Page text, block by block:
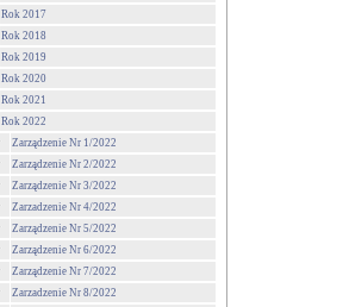
Rok 2017
Rok 2018
Rok 2019
Rok 2020
Rok 2021
Rok 2022
Zarządzenie Nr 1/2022
Zarządzenie Nr 2/2022
Zarządzenie Nr 3/2022
Zarzadzenie Nr 4/2022
Zarządzenie Nr 5/2022
Zarządzenie Nr 6/2022
Zarządzenie Nr 7/2022
Zarzadzenie Nr 8/2022